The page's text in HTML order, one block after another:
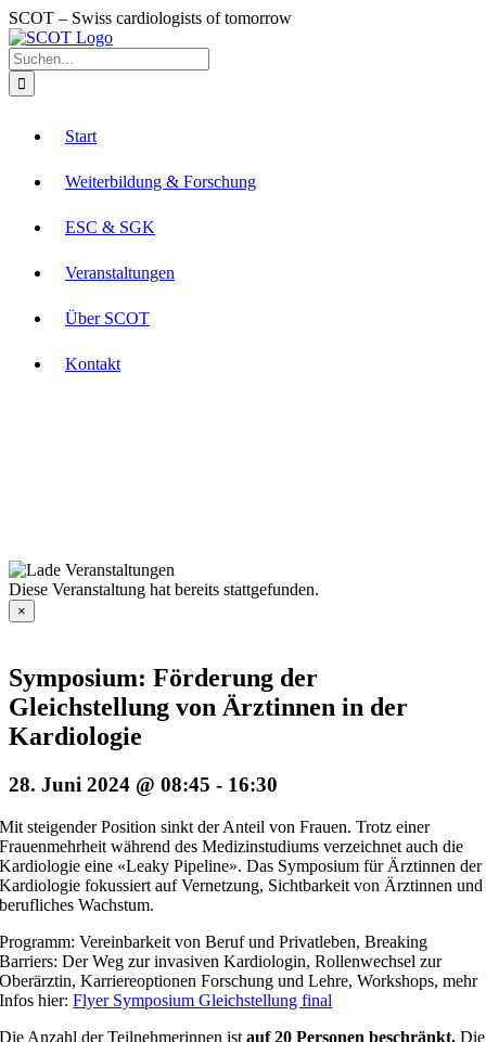
Zum
Inhalt
springen
SCOT – Swiss cardiologists of tomorrow
LinkedIn
E-
Mail
YouTube
Suche
nach:
Start
Weiterbildung & Forschung
ESC & SGK
Veranstaltungen
Über SCOT
Kontakt
Diese Veranstaltung hat bereits stattgefunden.
×
Symposium: Förderung der
Gleichstellung von Ärztinnen in der
Kardiologie
28. Juni 2024 @ 08:45 - 16:30
Mit steigender Position sinkt der Anteil von Frauen. Trotz einer
Frauenmehrheit während des Medizinstudiums verzeichnet auch die
Kardiologie eine «Leaky Pipeline». Das Symposium für Ärztinnen der
Kardiologie fokussiert auf Vernetzung, Sichtbarkeit von Ärztinnen und
berufliches Wachstum.
Programm: Vereinbarkeit von Beruf und Privatleben, Breaking
Barriers: Der Weg zur invasiven Kardiologin, Rollenwechsel zur
Oberärztin, Karriereoptionen Forschung und Lehre, Workshops, mehr
Infos hier:Flyer Symposium Gleichstellung final
Die Anzahl der Teilnehmerinnen istauf 20 Personen beschränkt. Die